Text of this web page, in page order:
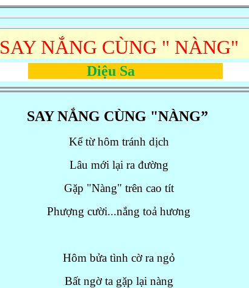
SAY NẮNG CÙNG " NÀNG"
Diệu Sa
SAY NẮNG CÙNG "NÀNG”
Kể từ hôm tránh dịch
Lâu mới lại ra đường
Gặp "Nàng" trên cao tít
Phượng cười...nắng toả hương
Hôm bửa tình cờ ra ngỏ
Bất ngờ ta gặp lại nàng